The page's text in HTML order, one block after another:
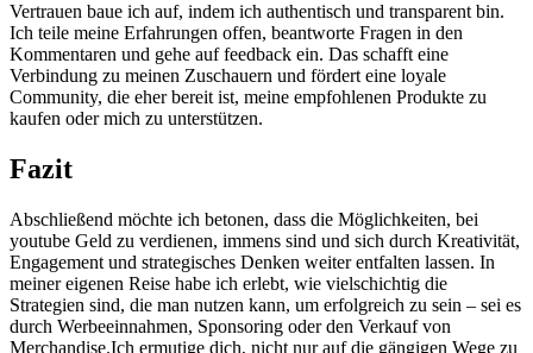
Vertrauen ⁤baue ich auf,‍ indem ich authentisch‍ und transparent bin.‍
Ich teile meine Erfahrungen offen, beantworte Fragen ⁤in den
Kommentaren⁢ und gehe auf feedback ein. Das ⁣schafft eine
Verbindung zu meinen Zuschauern‌ und fördert⁤ eine loyale
⁤Community, die eher bereit ist, meine empfohlenen Produkte⁢ zu
kaufen oder mich zu unterstützen.
Fazit
Abschließend möchte ich betonen, dass die Möglichkeiten, bei
youtube Geld zu verdienen, immens sind und sich durch‌ Kreativität,
Engagement‍ und strategisches ‍Denken weiter entfalten lassen. In
meiner eigenen Reise habe ich erlebt, wie vielschichtig die
Strategien sind, die man nutzen kann, um​ erfolgreich‍ zu sein – sei ⁤es
durch Werbeeinnahmen, Sponsoring oder den Verkauf ‌von
Merchandise.Ich ermutige dich, nicht nur auf die gängigen ‌Wege zu